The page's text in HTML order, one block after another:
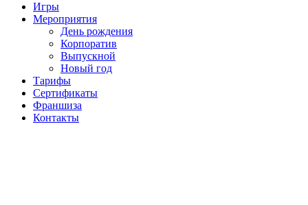
Игры
Мероприятия
День рождения
Корпоратив
Выпускной
Новый год
Тарифы
Сертификаты
Франшиза
Контакты